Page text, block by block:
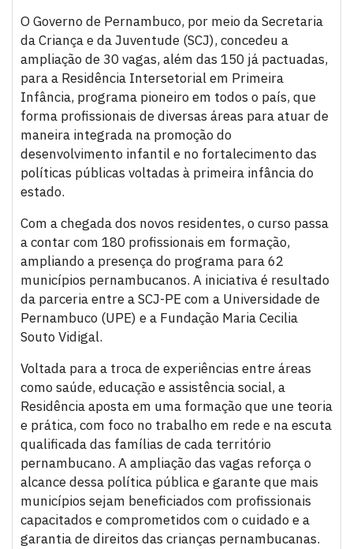
O Governo de Pernambuco, por meio da Secretaria
da Criança e da Juventude (SCJ), concedeu a
ampliação de 30 vagas, além das 150 já pactuadas,
para a Residência Intersetorial em Primeira
Infância, programa pioneiro em todos o país, que
forma profissionais de diversas áreas para atuar de
maneira integrada na promoção do
desenvolvimento infantil e no fortalecimento das
políticas públicas voltadas à primeira infância do
estado.
Com a chegada dos novos residentes, o curso passa
a contar com 180 profissionais em formação,
ampliando a presença do programa para 62
municípios pernambucanos. A iniciativa é resultado
da parceria entre a SCJ-PE com a Universidade de
Pernambuco (UPE) e a Fundação Maria Cecilia
Souto Vidigal.
Voltada para a troca de experiências entre áreas
como saúde, educação e assistência social, a
Residência aposta em uma formação que une teoria
e prática, com foco no trabalho em rede e na escuta
qualificada das famílias de cada território
pernambucano. A ampliação das vagas reforça o
alcance dessa política pública e garante que mais
municípios sejam beneficiados com profissionais
capacitados e comprometidos com o cuidado e a
garantia de direitos das crianças pernambucanas.